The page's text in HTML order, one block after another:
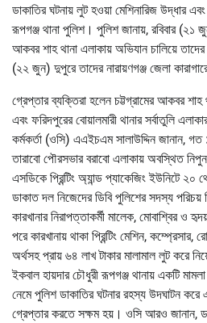
ডাকাতির ঘটনায় লুট হওয়া মেশিনারিজ উদ্ধার
রূপগঞ্জ থানা পুলিশ। পুলিশ জানায়, রবিবার (২১
আকবর শাহ থানা এলাকায় অভিযান চালিয়ে
(২২ জুন) দুপুরে তাদের নারায়ণগঞ্জ জেলা
গ্রেপ্তার ব্যক্তিরা হলেন চট্টগ্রামের আকবর শাহ
এবং ফরিদপুরের বোয়ালমারী থানার সর্বাতুলি
কর্মকর্তা (ওসি) এএইচএম সালাউদ্দিন জানান,
তারাবো পৌরসভার বরাবো এলাকায় অবস্থিত নিপুন
এসডিকে প্রিন্টিং অ্যান্ড প্যাকেজিং ইউনিটে
ডাকাত দল নিজেদের ডিবি পুলিশের সদস্য
কারখানার নিরাপত্তাকর্মী মালেক, মোবাশ্বির ও
পরে কারখানায় থাকা প্রিন্টিং মেশিন,
অর্থসহ প্রায় ৬৪ লাখ টাকার মালামাল লুট করে
ইকবাল হায়দার চৌধুরী রূপগঞ্জ থানায় একটি
নেমে পুলিশ ডাকাতির ঘটনার রহস্য উদঘাটন
গ্রেপ্তার করতে সক্ষম হয়। ওসি আরও জানান,